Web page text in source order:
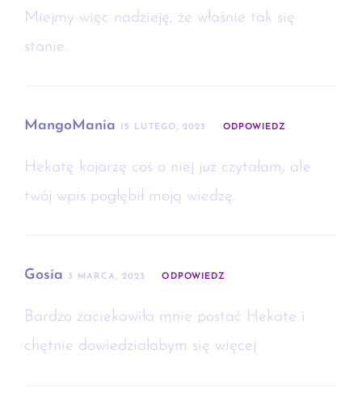
Miejmy więc nadzieję, że właśnie tak się
stanie.
MangoMania 15 LUTEGO, 2023 ODPOWIEDZ
Hekatę kojarzę coś o niej już czytałam, ale
twój wpis pogłębił moją wiedzę.
Gosia 3 MARCA, 2023 ODPOWIEDZ
Bardzo zaciekawiła mnie postać Hekate i
chętnie dowiedziałabym się więcej